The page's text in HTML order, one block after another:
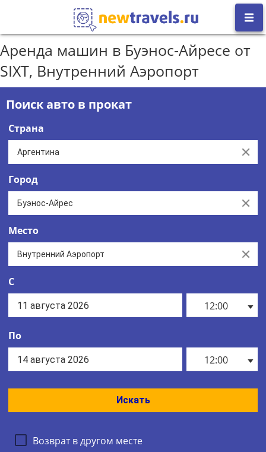
Аренда машин в Буэнос-Айресе от
SIXT, Внутренний Аэропорт
Поиск авто в прокат
Страна
Clear
Город
Clear
Место
Clear
С
12:00
По
12:00
Искать
Возврат в другом месте